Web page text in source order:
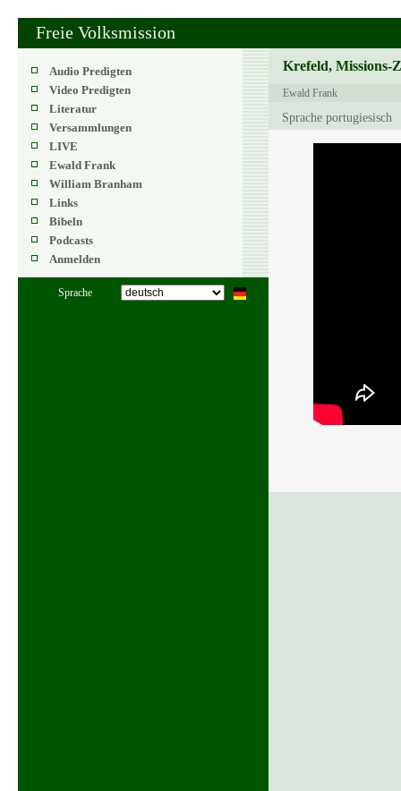
Freie Volksmission
Audio Predigten
Video Predigten
Literatur
Versammlungen
LIVE
Ewald Frank
William Branham
Links
Bibeln
Podcasts
Anmelden
Sprache
Krefeld, Missions-
Ewald Frank
Sprache portugiesisch